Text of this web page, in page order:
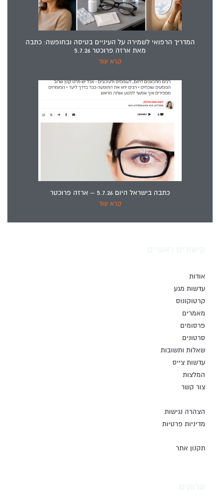
המדריך הרפואי לשמירה על העיניים בטיסה ובחופשה: כתבה
מאת ארזה פרוכטר 5.7.26
קרא עוד
כתבה בישראל היום 5.7.26 – ארזה פרוכטר
קרא עוד
אודות
עדשות מגע
קרטוקונוס
מאמרים
פרסומים
סרטונים
שאלות ותשובות
עדשות צייס
המלצות
צור קשר
הצהרה נגישות
מדיניות פרטיות
תקנון אתר